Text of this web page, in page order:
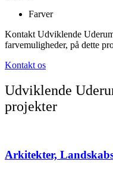
Farver
Kontakt Udviklende
farvemuligheder, på dette
Kontakt os
Udviklende
projekter
Arkitekter,